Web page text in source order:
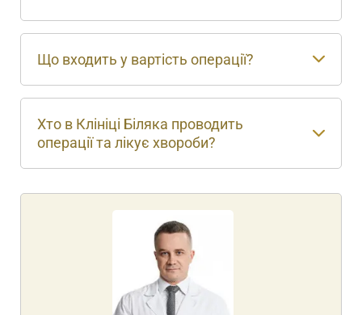
Що входить у вартість операції?
Хто в Клініці Біляка проводить
операції та лікує хвороби?